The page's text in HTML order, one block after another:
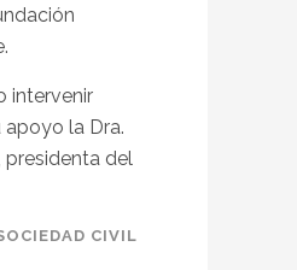
intervenir
la Dra.
presidenta del
CIVIL